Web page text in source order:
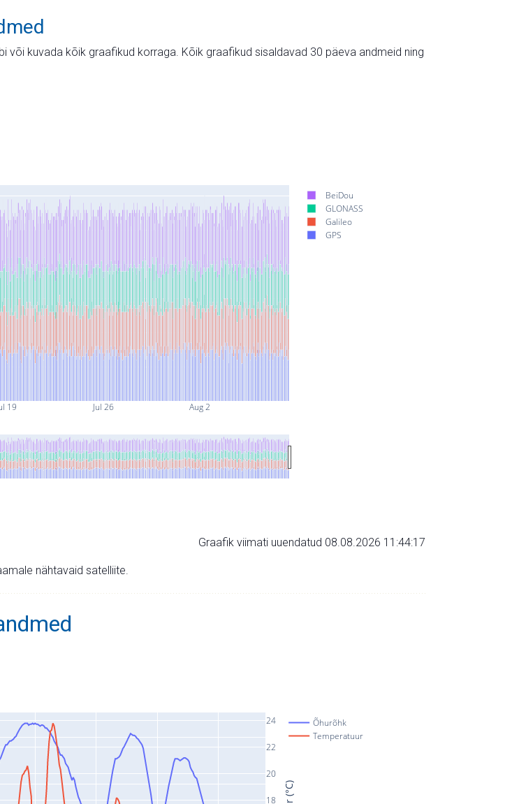
või kuvada kõik graafikud korraga. Kõik graafikud sisaldavad 30 päeva andmeid ning
19 Jul 26 Aug 2
BeiDou
GLONASS
Galileo
GPS
Graafik viimati uuendatud 08.08.2026 11:44:17
nähtavaid satelliite.
18
20
22
24
Õhurõhk
Temperatuur